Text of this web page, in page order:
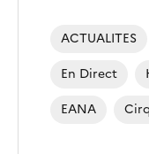
ACTUALITES
En Direct
EANA